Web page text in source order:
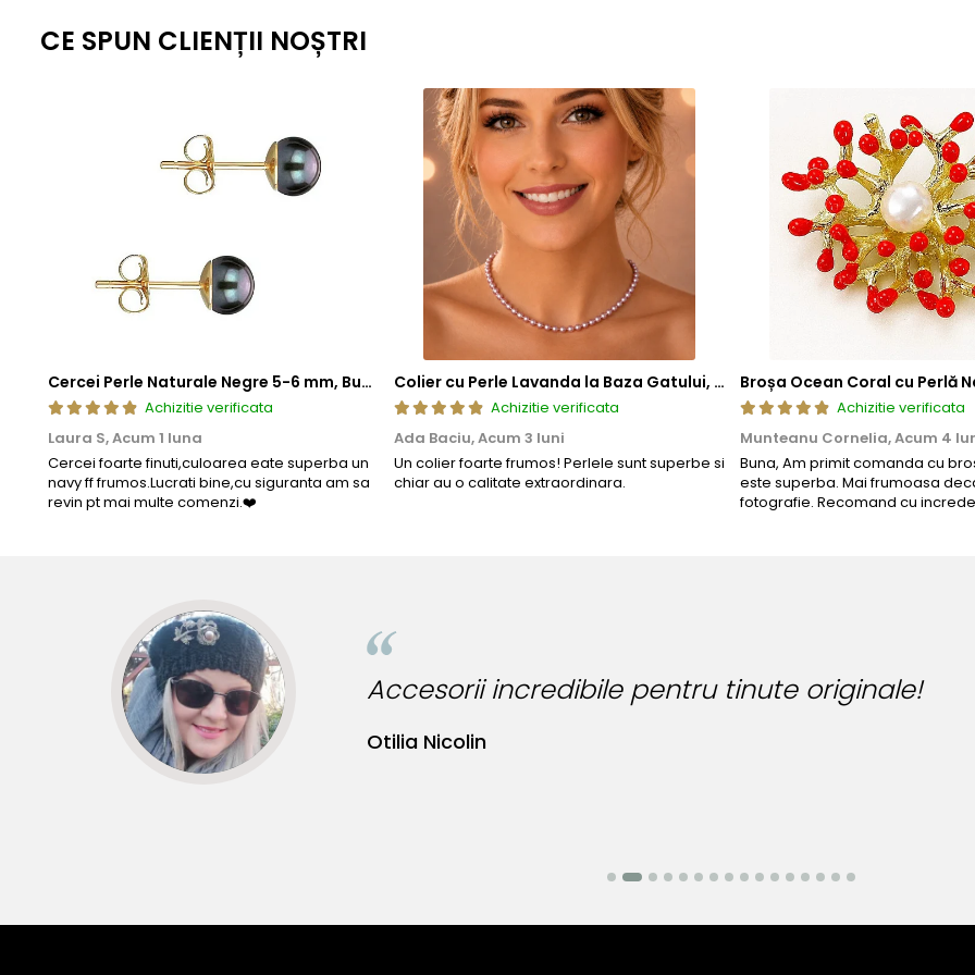
standardizate la nivel global, fiecare piesa ramane nu doar eleganta, ci si sigura si rezistenta la uzura zilnica. Astfel, clientii se pot
CE SPUN CLIENȚII NOȘTRI
Cercei Perle Naturale Negre 5-6 mm, Buton AAA, Aur 14K (aur 585), Tip Șurub | KASKADDA®
Achizitie verificata
Laura S,Acum 1 luna
Cercei foarte finuti,culoarea eate superba un
navy ff frumos.Lucrati bine,cu siguranta am sa
revin pt mai multe comenzi.❤️
Colier cu Perle Lavanda la Baza Gatului, de 4-5 mm, Perle Rare, Calitate AAA+, Aur 14K | KASKADDA®
Achizitie verificata
Ada Baciu,Acum 3 luni
Un colier foarte frumos! Perlele sunt superbe si
chiar au o calitate extraordinara.
Broșa Ocean Coral cu Perlă
Achizitie verificata
Munteanu Cornelia,Acum 4
Buna, Am primit comanda cu
este superba. Mai frumoasa
fotografie. Recomand cu
pentru tinute originale!